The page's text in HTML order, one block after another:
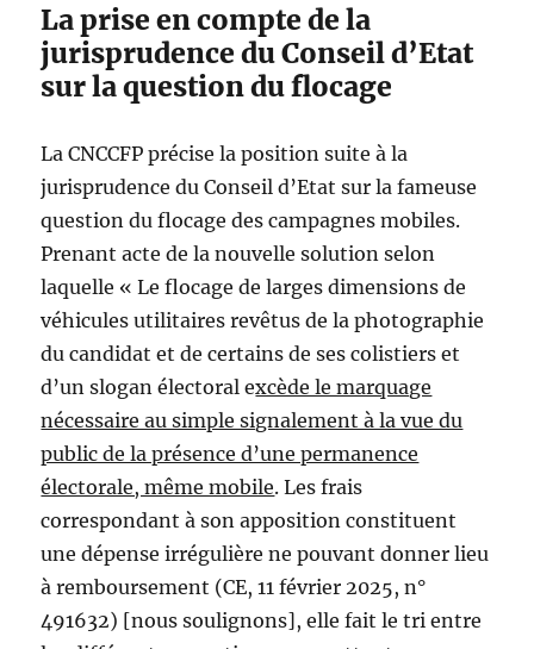
La prise en compte de la
jurisprudence du Conseil d’Etat
sur la question du flocage
La CNCCFP précise la position suite à la
jurisprudence du Conseil d’Etat sur la fameuse
question du flocage des campagnes mobiles.
Prenant acte de la nouvelle solution selon
laquelle « Le flocage de larges dimensions de
véhicules utilitaires revêtus de la photographie
du candidat et de certains de ses colistiers et
d’un slogan électoral excède le marquage
nécessaire au simple signalement à la vue du
public de la présence d’une permanence
électorale, même mobile. Les frais
correspondant à son apposition constituent
une dépense irrégulière ne pouvant donner lieu
à remboursement (CE, 11 février 2025, n°
491632) [nous soulignons], elle fait le tri entre